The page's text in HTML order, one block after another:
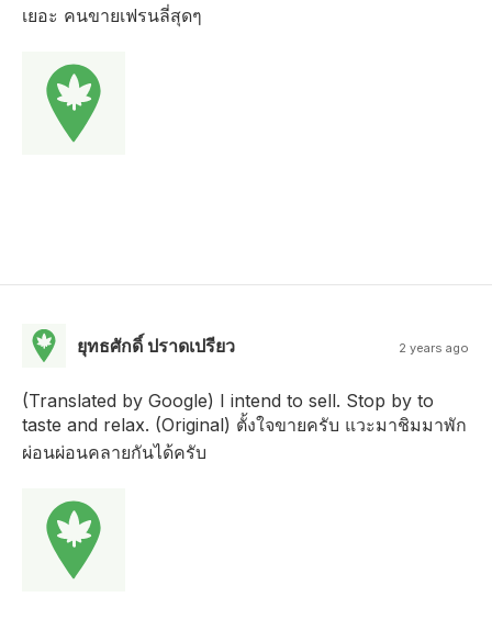
เยอะ คนขายเฟรนลี่สุดๆ
ยุทธศักดิ์ ปราดเปรียว 2 years ago
(Translated by Google) I intend to sell. Stop by to
taste and relax. (Original) ตั้งใจขายครับ แวะมาชิมมาพัก
ผ่อนผ่อนคลายกันได้ครับ